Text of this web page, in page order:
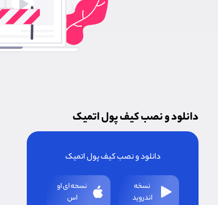
دانلود و نصب کیف پول اتمیک
دانلود و نصب کیف پول اتمیک
نسخه
اندروید
نسحه ای او
اس